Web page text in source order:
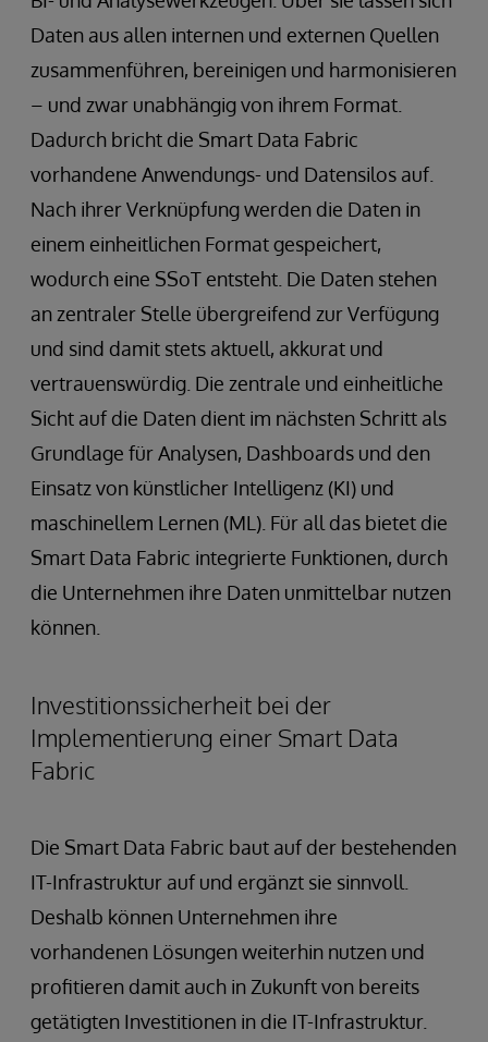
Daten aus allen internen und externen Quellen
zusammenführen, bereinigen und harmonisieren
– und zwar unabhängig von ihrem Format.
Dadurch bricht die Smart Data Fabric
vorhandene Anwendungs- und Datensilos auf.
Nach ihrer Verknüpfung werden die Daten in
einem einheitlichen Format gespeichert,
wodurch eine SSoT entsteht. Die Daten stehen
an zentraler Stelle übergreifend zur Verfügung
und sind damit stets aktuell, akkurat und
vertrauenswürdig. Die zentrale und einheitliche
Sicht auf die Daten dient im nächsten Schritt als
Grundlage für Analysen, Dashboards und den
Einsatz von künstlicher Intelligenz (KI) und
maschinellem Lernen (ML). Für all das bietet die
Smart Data Fabric integrierte Funktionen, durch
die Unternehmen ihre Daten unmittelbar nutzen
können.
Investitionssicherheit bei der
Implementierung einer Smart Data
Fabric
Die Smart Data Fabric baut auf der bestehenden
IT-Infrastruktur auf und ergänzt sie sinnvoll.
Deshalb können Unternehmen ihre
vorhandenen Lösungen weiterhin nutzen und
profitieren damit auch in Zukunft von bereits
getätigten Investitionen in die IT-Infrastruktur.